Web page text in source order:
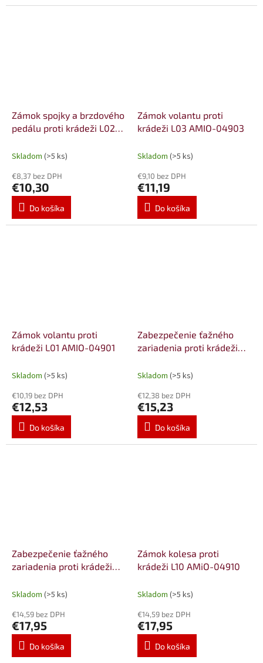
Zámok spojky a brzdového
pedálu proti krádeži L02
Skladom (>5 ks)
€8,37 bez DPH
€10,30
Do košíka
Zámok volantu proti
krádeži L03 AMIO-04903
Skladom (>5 ks)
€9,10 bez DPH
€11,19
Do košíka
Zámok volantu proti
krádeži L01 AMIO-04901
Skladom (>5 ks)
€10,19 bez DPH
€12,53
Do košíka
Zabezpečenie ťažného
zariadenia proti krádeži
Skladom (>5 ks)
€12,38 bez DPH
€15,23
Do košíka
Zabezpečenie ťažného
zariadenia proti krádeži
Skladom (>5 ks)
€14,59 bez DPH
€17,95
Do košíka
Zámok kolesa proti
krádeži L10 AMiO-04910
Skladom (>5 ks)
€14,59 bez DPH
€17,95
Do košíka